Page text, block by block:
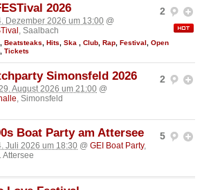
2
2026
Dezember 2026 um 13:00 @
, Saalbach
Beatsteaks Hits Ska Club Rap Festival
Open
Tickets
2
Simonsfeld 2026
August 2026 um 21:00 @
, Simonsfeld
5
Boat Party am Attersee
Juli 2026 um 18:30 @ GEI Boat Party,
Attersee